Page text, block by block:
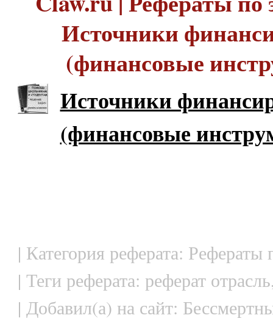
Источники
(финансовые
Источники
(финансовые
| Категория реферата: Рефераты
| Теги реферата: реферат
| Добавил(а) на сайт: